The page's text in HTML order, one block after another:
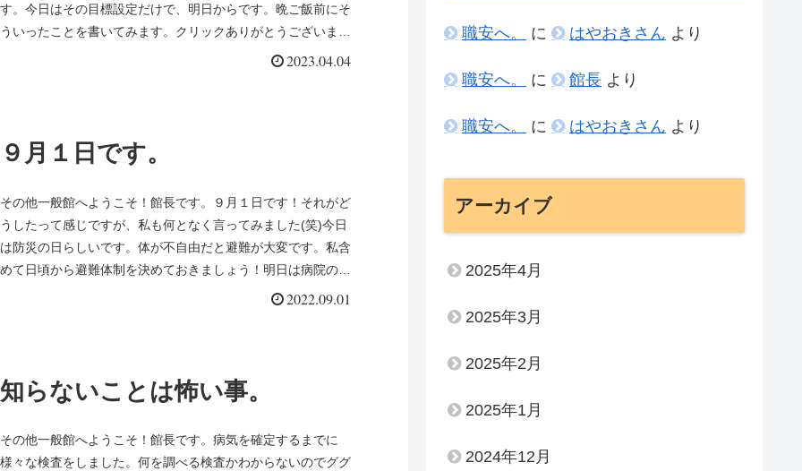
す。今日はその目標設定だけで、明日からです。晩ご飯前にそ
ういったことを書いてみます。クリックありがとうございま
2023.04.04
９月１日です。
その他一般館へようこそ！館長です。９月１日です！それがど
うしたって感じですが、私も何となく言ってみました(笑)今日
は防災の日らしいです。体が不自由だと避難が大変です。私含
めて日頃から避難体制を決めておきましょう！明日は病院の日
2022.09.01
知らないことは怖い事。
その他一般館へようこそ！館長です。病気を確定するまでに
様々な検査をしました。何を調べる検査かわからないのでググ
職安へ。 に はやおきさん より
職安へ。 に 館長 より
職安へ。 に はやおきさん より
アーカイブ
2025年4月
2025年3月
2025年2月
2025年1月
2024年12月